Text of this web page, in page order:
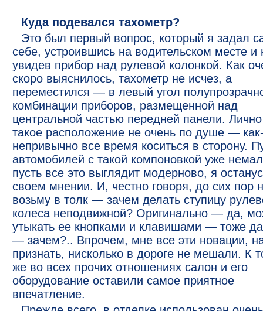
Куда подевался тахометр?
Это был первый вопрос, который я задал
себе, устроившись на водительском месте и
увидев прибор над рулевой колонкой. Как
скоро выяснилось, тахометр не исчез, а
переместился — в левый угол
комбинации приборов, размещенной над
центральной частью передней панели.
такое расположение не очень по душе —
непривычно все время коситься в сторону.
автомобилей с такой компоновкой уже
пусть все это выглядит модерново, я
своем мнении. И, честно говоря, до сих пор
возьму в толк — зачем делать ступицу
колеса неподвижной? Оригинально — да,
утыкать ее кнопками и клавишами — тоже
— зачем?.. Впрочем, мне все эти новации,
признать, нисколько в дороге не мешали. К
же во всех прочих отношениях салон и его
оборудование оставили самое приятное
впечатление.